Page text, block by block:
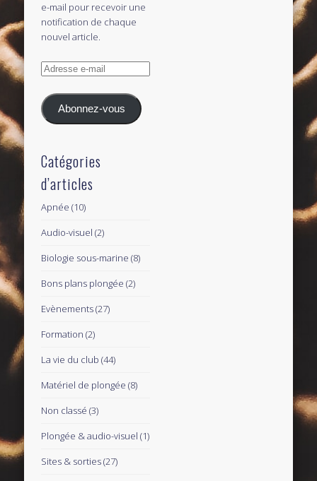
e-mail pour recevoir une
notification de chaque
nouvel article.
Adresse
mail
Abonnez-vous
Catégories
d’articles
Apnée (10)
Audio-visuel (2)
Biologie sous-marine (8)
Bons plans plongée (2)
Evènements(27)
Formation (2)
La vie du club (44)
Matériel de plongée (8)
Non classé (3)
Plongée & audio-visuel (1)
Sites & sorties(27)